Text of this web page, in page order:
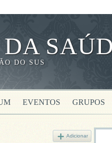
DO SUS
EVENTOS GRUPOS
Adicionar